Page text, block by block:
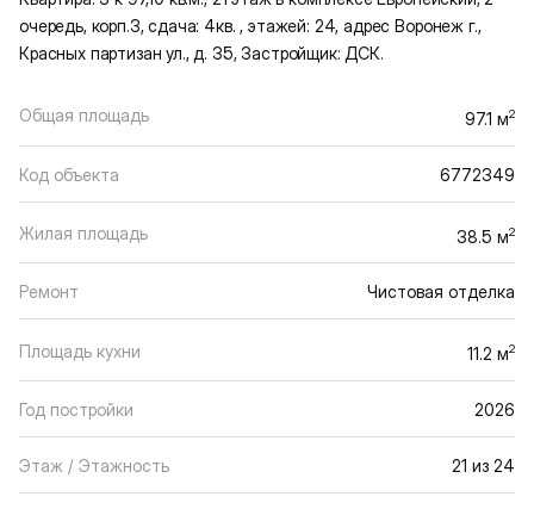
очередь, корп.3, сдача: 4кв. , этажей: 24, адрес Воронеж г.,
Красных партизан ул., д. 35, Застройщик: ДСК.
Общая площадь 97.1 м2
Код объекта 6772349
Жилая площадь 38.5 м2
Ремонт Чистовая отделка
Площадь кухни 11.2 м2
Год постройки 2026
Этаж / Этажность 21 из 24